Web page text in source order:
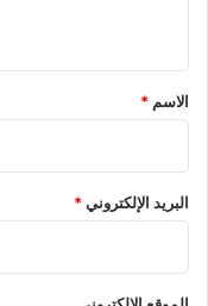
*
الاسم *
البريد الإلكتروني*